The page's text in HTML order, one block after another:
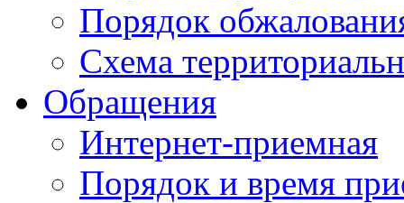
Порядок
Схема
Обращения
Интернет-приемная
Порядок и время